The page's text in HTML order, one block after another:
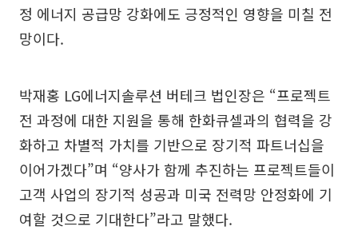
정 에너지 공급망 강화에도 긍정적인 영향을 미칠 전
망이다.
박재홍 LG에너지솔루션 버테크 법인장은 “프로젝트
전 과정에 대한 지원을 통해 한화큐셀과의 협력을 강
화하고 차별적 가치를 기반으로 장기적 파트너십을
이어가겠다”며 “양사가 함께 추진하는 프로젝트들이
고객 사업의 장기적 성공과 미국 전력망 안정화에 기
여할 것으로 기대한다”라고 말했다.